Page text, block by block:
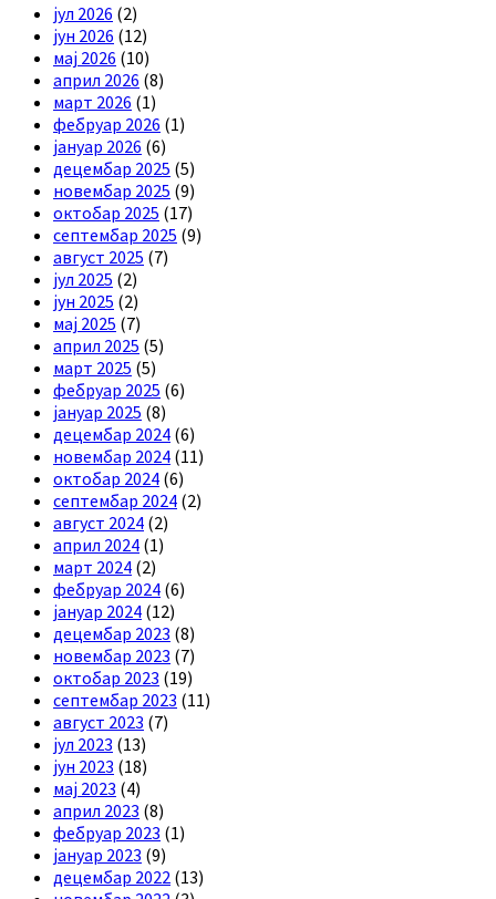
јул 2026 (2)
јун 2026 (12)
мај 2026 (10)
април 2026 (8)
март 2026 (1)
фебруар 2026 (1)
јануар 2026 (6)
децембар 2025 (5)
новембар 2025 (9)
октобар 2025 (17)
септембар 2025 (9)
август 2025 (7)
јул 2025 (2)
јун 2025 (2)
мај 2025 (7)
април 2025 (5)
март 2025 (5)
фебруар 2025 (6)
јануар 2025 (8)
децембар 2024 (6)
новембар 2024 (11)
октобар 2024 (6)
септембар 2024 (2)
август 2024 (2)
април 2024 (1)
март 2024 (2)
фебруар 2024 (6)
јануар 2024 (12)
децембар 2023 (8)
новембар 2023 (7)
октобар 2023 (19)
септембар 2023 (11)
август 2023 (7)
јул 2023 (13)
јун 2023 (18)
мај 2023 (4)
април 2023 (8)
фебруар 2023 (1)
јануар 2023 (9)
децембар 2022 (13)